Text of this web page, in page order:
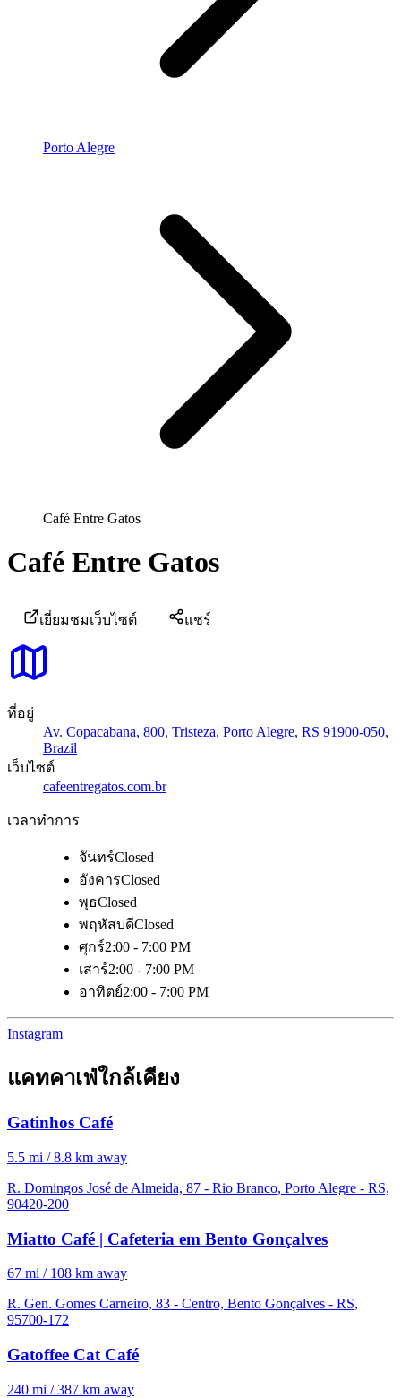
Porto Alegre
Café Entre Gatos
Café Entre Gatos
เยี่ยมชมเว็บไซต์ แชร์
ที่อยู่
Av. Copacabana, 800, Tristeza, Porto Alegre, RS 91900-050,
Brazil
เว็บไซต์
cafeentregatos.com.br
เวลาทำการ
จันทร์Closed
อังคารClosed
พุธClosed
พฤหัสบดีClosed
ศุกร์2:00 - 7:00 PM
เสาร์2:00 - 7:00 PM
อาทิตย์2:00 - 7:00 PM
Instagram
แคทคาเฟ่ใกล้เคียง
Gatinhos Café
5.5 mi / 8.8 km away
R. Domingos José de Almeida, 87 - Rio Branco, Porto Alegre - RS,
90420-200
Miatto Café | Cafeteria em Bento Gonçalves
67 mi / 108 km away
R. Gen. Gomes Carneiro, 83 - Centro, Bento Gonçalves - RS,
95700-172
Gatoffee Cat Café
240 mi / 387 km away